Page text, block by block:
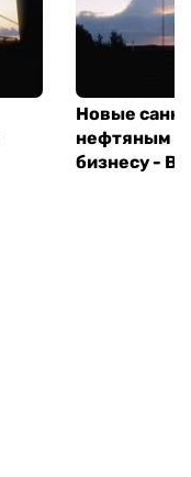
Новые
нефтяным
бизнесу -